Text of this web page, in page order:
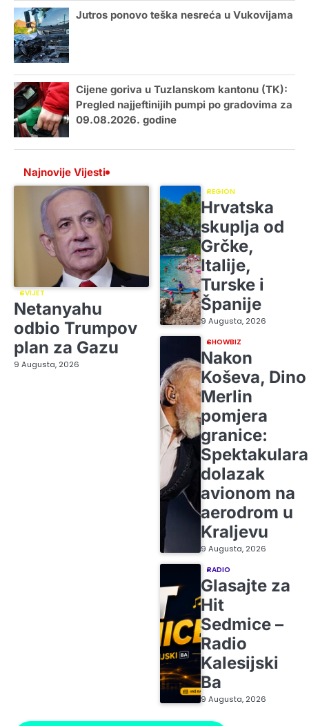
Jutros ponovo teška nesreća u Vukovijama
Cijene goriva u Tuzlanskom kantonu (TK):
Pregled najjeftinijih pumpi po gradovima za
09.08.2026. godine
Najnovije Vijesti
SVIJET
Netanyahu
odbio Trumpov
plan za Gazu
9 Augusta, 2026
REGION
Hrvatska
skuplja od
Grčke,
Italije,
Turske i
Španije
9 Augusta, 2026
SHOWBIZ
Nakon
Koševa, Dino
Merlin
pomjera
granice:
dolazak
avionom na
aerodrom u
Kraljevu
9 Augusta, 2026
RADIO
Glasajte za
Hit
Sedmice –
Radio
Kalesijski
Ba
9 Augusta, 2026